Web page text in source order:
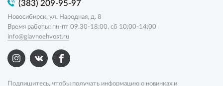
(383) 209-95-97
Новосибирск, ул. Народная, д. 8
Время работы: пн-пт 09:30-18:00, сб 10:00-14:00
info@glavnoehvost.ru
Подпишитесь, чтобы получать информацию о новинках и